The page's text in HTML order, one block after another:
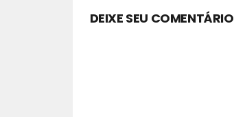
DEIXE SEU COMENTÁRIO